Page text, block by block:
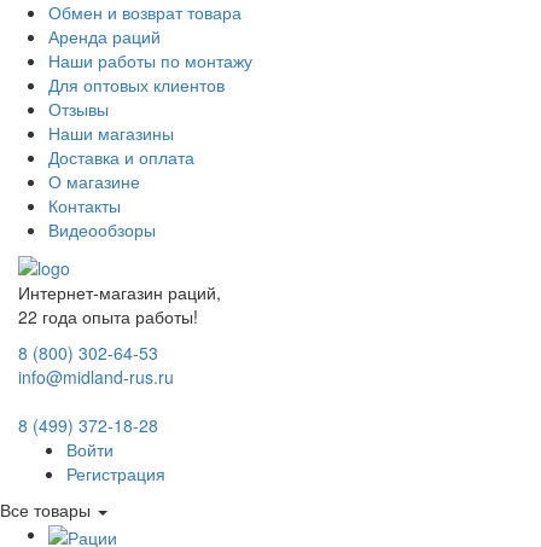
Обмен и возврат товара
Аренда раций
Наши работы по монтажу
Для оптовых клиентов
Отзывы
Наши магазины
Доставка и оплата
О магазине
Контакты
Видеообзоры
Интернет-магазин раций,
22 года опыта работы!
8 (800) 302-64-53
info@midland-rus.ru
8 (499) 372-18-28
Войти
Регистрация
Все товары